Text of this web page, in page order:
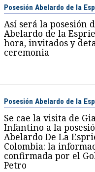
Posesión Abelardo de la
Así será la posesión
Abelardo de la
hora, invitados y
ceremonia
Posesión Abelardo de la
Se cae la visita de
Infantino a la
Abelardo De La
Colombia: la
confirmada por el
Petro